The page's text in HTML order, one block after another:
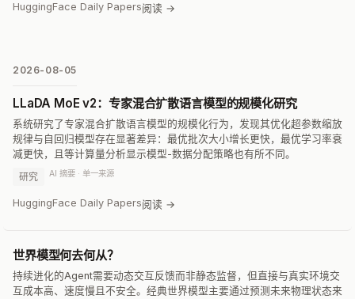
HuggingFace Daily Papers阅读 →
2026-08-05
LLaDA MoE v2：专家混合扩散语言模型的规模化研究
系统研究了专家混合扩散语言模型的规模化行为，发现其优化超参数缩放
规律与自回归模型存在显著差异：最优批次大小增长更快，最优学习率衰
减更快，且等计算量分析显示模型-数据分配策略也有所不同。
研究
AI 摘要 · 单一来源
HuggingFace Daily Papers阅读 →
世界模型何去何从？
持续进化的Agent需要动态交互反馈而非静态监督，但直接与真实环境交
互成本高、速度慢且不安全。经典世界模型主要通过预测未来物理状态来